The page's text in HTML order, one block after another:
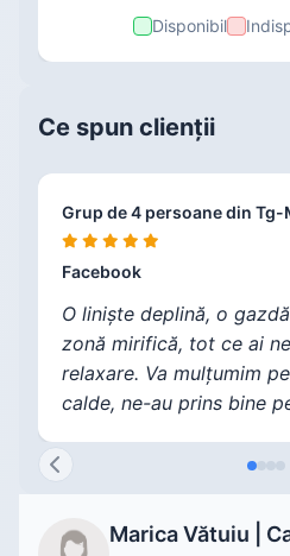
Disponibil
Ce spun clienții
Grup de 4 persoane din Tg-
Facebook
O liniște deplină, o
zonă mirifică, tot ce ai
relaxare. Va mulțumim
calde, ne-au prins bine
Marica Vătuiu |